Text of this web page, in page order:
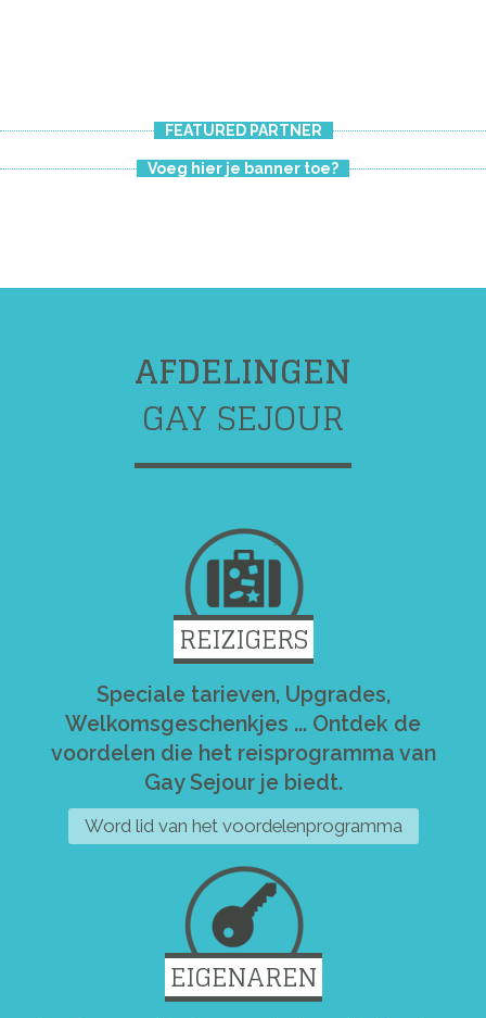
FEATURED PARTNER
Voeg hier je banner toe?
AFDELINGEN
GAY SEJOUR
REIZIGERS
Speciale tarieven, Upgrades,
Welkomsgeschenkjes ... Ontdek de
voordelen die het reisprogramma van
Gay Sejour je biedt.
Word lid van het voordelenprogramma
EIGENAREN